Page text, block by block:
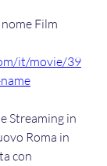
Film
it/movie/39
Streaming in
Roma in
con